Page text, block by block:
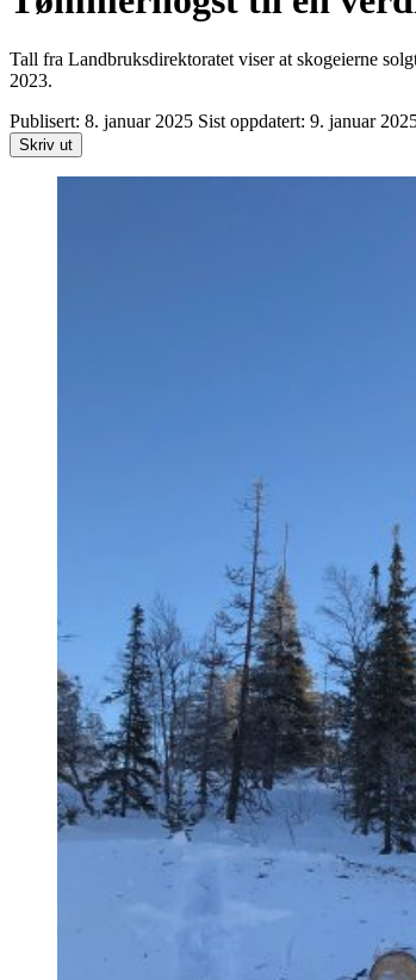
Tall fra Landbruksdirektoratet viser at skogeierne
2023.
Publisert: 8. januar 2025 Sist oppdatert: 9. januar
Skriv ut